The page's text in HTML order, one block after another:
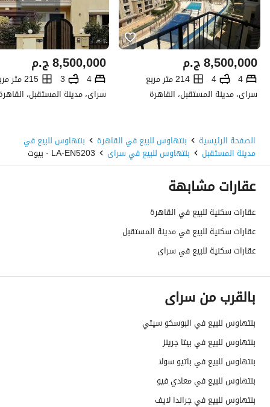
ج.م8,500,000
4
4
214 متر مربع
سراى، مدينة المستقبل، القاهرة
ج.م8,500,000
4
3
215 متر مربع
سراى، مدينة المستقبل،
الصفحة الرئيسية بنتهاوس للبيع في القاهرة بنتهاوس للبيع في
مدينة المستقبل بنتهاوس للبيع في سراى LA-EN5203 - بيوت
عقارات مشابهة
عقارات سكنية للبيع في القاهرة
عقارات سكنية للبيع في مدينة المستقبل
عقارات سكنية للبيع في سراى
بالقرب من سراى
بنتهاوس للبيع في البوسكو سيتي
بنتهاوس للبيع في بيتا جرينز
بنتهاوس للبيع في باتيو سولا
بنتهاوس للبيع في معادي فيو
بنتهاوس للبيع في جراندا لايف